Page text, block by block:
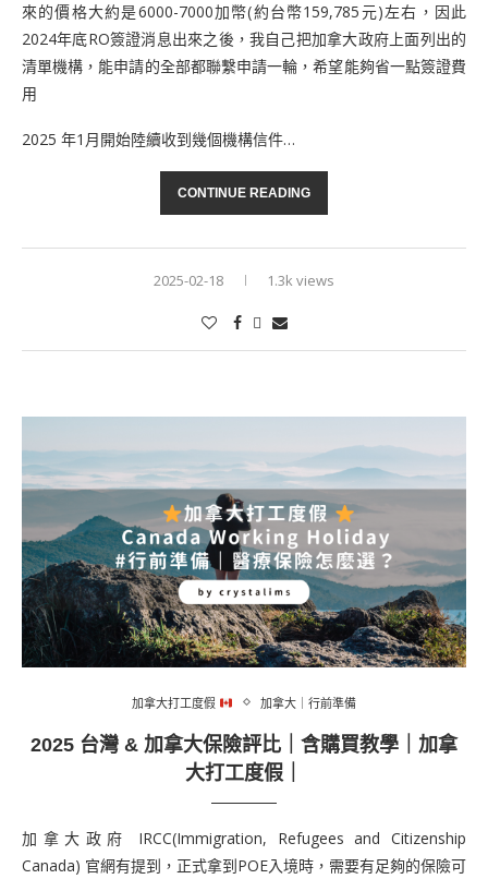
來的價格大約是6000-7000加幣(約台幣159,785元)左右，因此
2024年底RO簽證消息出來之後，我自己把加拿大政府上面列出的
清單機構，能申請的全部都聯繫申請一輪，希望能夠省一點簽證費
用
2025 年1月開始陸續收到幾個機構信件…
CONTINUE READING
2025-02-18 1.3k views
加拿大打工度假 加拿大｜行前準備
2025 台灣 & 加拿大保險評比｜含購買教學｜加拿
大打工度假｜
加拿大政府 IRCC(Immigration, Refugees and Citizenship
Canada) 官網有提到，正式拿到POE入境時，需要有足夠的保險可